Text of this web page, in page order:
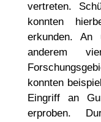
vertreten.
konnten
erkunden. An
anderem
konnten
Eingriff an
erproben.